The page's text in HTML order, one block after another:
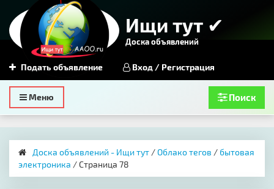
Ищи тут ✔
Доска объявлений
Подать объявление Вход / Регистрация
Toggle
navigation
Меню Поиск
Доска объявлений - Ищи тут /Облако тегов / бытовая
электроника / Страница 78